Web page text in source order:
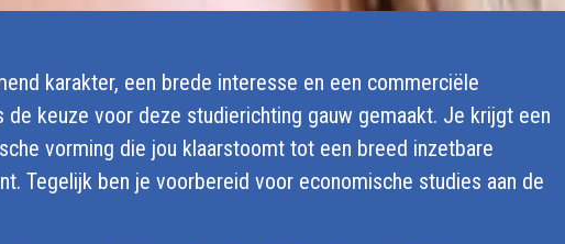
karakter, een brede interesse en een commerciële
de keuze voor deze studierichting gauw gemaakt. Je krijgt een
vorming die jou klaarstoomt tot een breed inzetbare
Tegelijk ben je voorbereid voor economische studies aan de